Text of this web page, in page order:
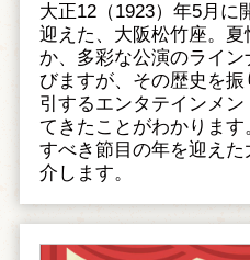
大正12（1923）年5月に
迎えた、大阪松竹座。
か、多彩な公演のライ
びますが、その歴史を
引するエンタテインメ
てきたことがわかりま
すべき節目の年を迎え
介します。